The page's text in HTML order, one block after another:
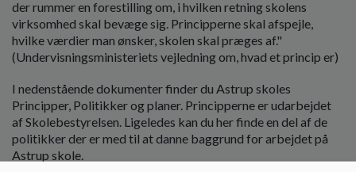
der rummer en forestilling om, i hvilken retning skolens
virksomhed skal bevæge sig. Principperne skal afspejle,
hvilke værdier man ønsker, skolen skal præges af."
(Undervisningsministeriets vejledning om, hvad et princip er)
I nedenstående dokumenter finder du Astrup skoles
Principper, Politikker og planer. Principperne er udarbejdet
af Skolebestyrelsen. Ligeledes kan du her finde en del af de
politikker der er med til at danne baggrund for arbejdet på
Astrup skole.